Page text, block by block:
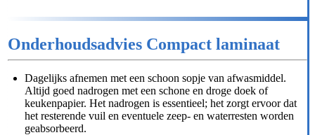
Onderhoudsadvies Compact laminaat
Dagelijks afnemen met een schoon sopje van afwasmiddel.
Altijd goed nadrogen met een schone en droge doek of
keukenpapier. Het nadrogen is essentieel; het zorgt ervoor dat
het resterende vuil en eventuele zeep- en waterresten worden
geabsorbeerd.